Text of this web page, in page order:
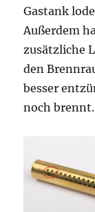
Gastank
Außerdem
zusätzliche
den
besser
noch brennt.